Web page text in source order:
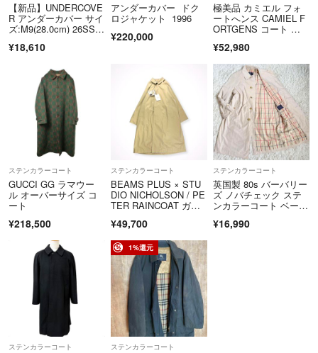
【新品】UNDERCOVE
R アンダーカバー サイ
ズ:M9(28.0cm) 26SS b
OS ローズ柄 クロッ
ル ブラック 黒 ブラン
ド シューズ 靴 コラ
ボ 別注【メンズ】
¥18,610
アンダーカバー ドク
ロジャケット 1996
¥220,000
極美品 カミエル フォ
ートへンス CAMIEL F
ORTGENS コート ス
マカーンコート コット
ン メンズ M 黒
¥52,980
ステンカラーコート
GUCCI GG ラマウー
ル オーバーサイズ コ
ート
¥218,500
ステンカラーコート
BEAMS PLUS × STU
DIO NICHOLSON / PE
TER RAINCOAT ガー
価：130,000+tax SIZ
E:S
¥49,700
ステンカラーコート
英国製 80s バーバリー
ズ ノバチェック ステ
ンカラーコート ベージ
¥16,990
ステンカラーコート
1%還元
ステンカラーコート